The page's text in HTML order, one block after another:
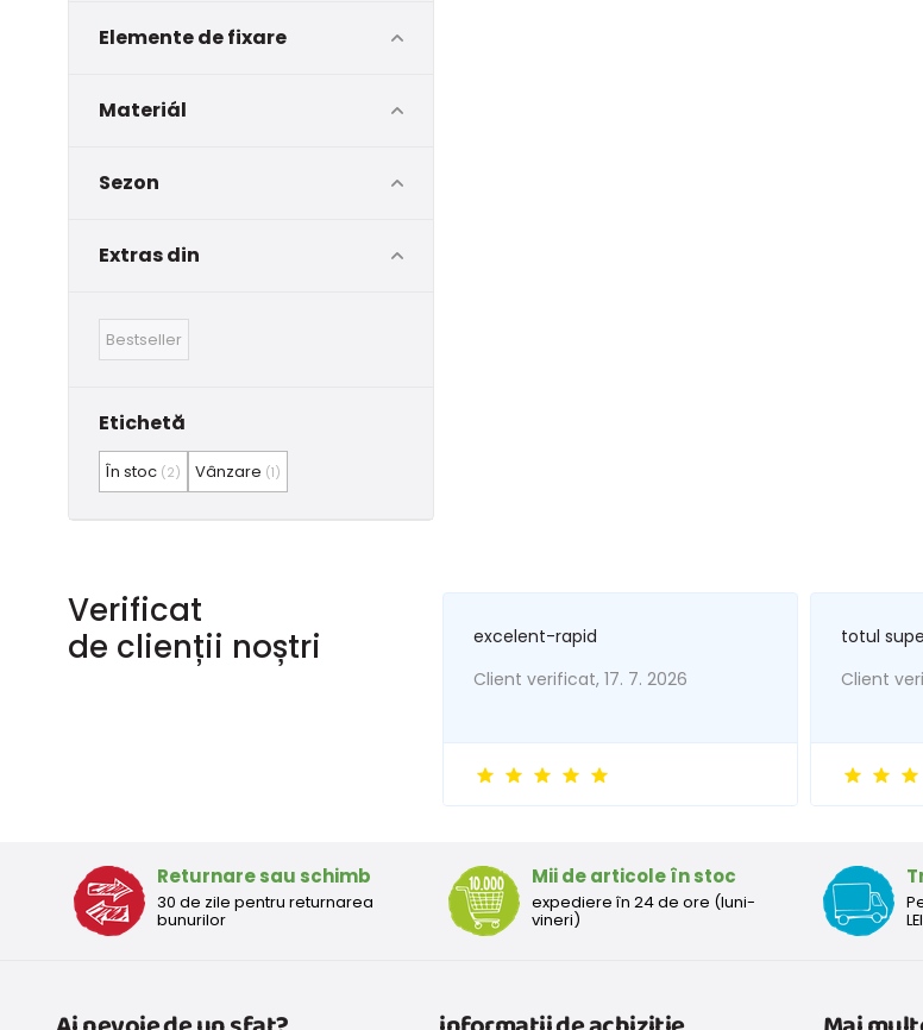
Elemente de fixare
Materiál
Sezon
Extras din
Bestseller
Etichetă
În stoc (2) Vânzare (1)
Verificat
de clienții noștri
excelent-rapid
Client verificat, 17. 7. 2026
totul
Client
Returnare sau schimb
30 de zile pentru returnarea
bunurilor
Mii de articole în stoc
expediere în 24 de ore (luni-
vineri) LEI